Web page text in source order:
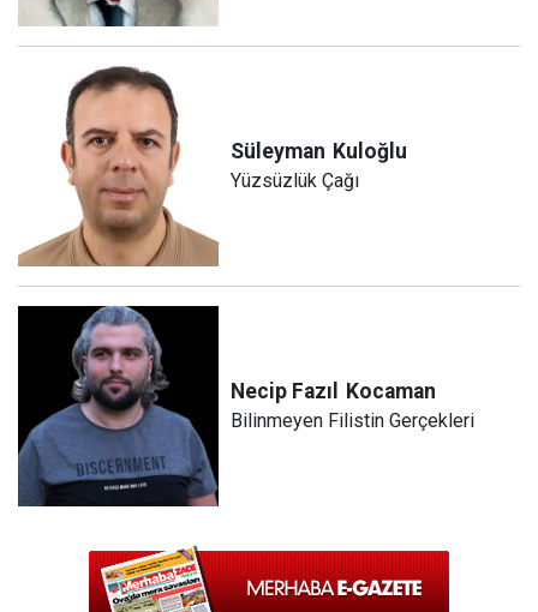
Süleyman Kuloğlu
Yüzsüzlük Çağı
Necip Fazıl Kocaman
Bilinmeyen Filistin Gerçekleri